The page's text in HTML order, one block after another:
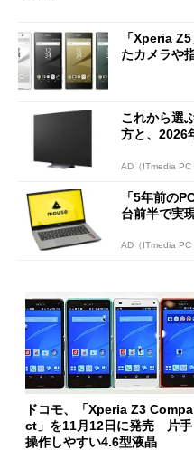
「Xperia
たカメラや
これから選
方と、2026
AD（ITmedia PC
「5年前の
台前半で実
AD（ITmedia PC
ドコモ、「Xperia Z3 Compa
ct」を11月12日に発売 片手
操作しやすい4.6型液晶